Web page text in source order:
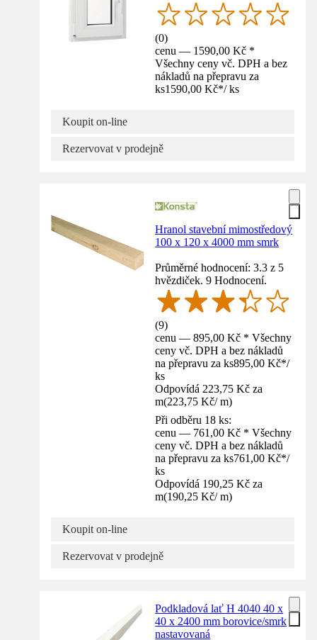
(0)
cenu — 1590,00 Kč *
Všechny ceny vč. DPH a bez
nákladů na přepravu za
ks1590,00 Kč*/ ks
Koupit on-line
Rezervovat v prodejně
Hranol stavební mimostředový
100 x 120 x 4000 mm smrk
Průměrné hodnocení: 3.3 z 5
hvězdiček. 9 Hodnocení.
(9)
cenu — 895,00 Kč * Všechny
ceny vč. DPH a bez nákladů
na přepravu za ks895,00 Kč*/
ks
Odpovídá 223,75 Kč za
m(223,75 Kč/ m)
Při odběru 18 ks:
cenu — 761,00 Kč * Všechny
ceny vč. DPH a bez nákladů
na přepravu za ks761,00 Kč*/
ks
Odpovídá 190,25 Kč za
m(190,25 Kč/ m)
Koupit on-line
Rezervovat v prodejně
Podkladová lať H 4040 40 x
40 x 2400 mm borovice/smrk
nastavovaná